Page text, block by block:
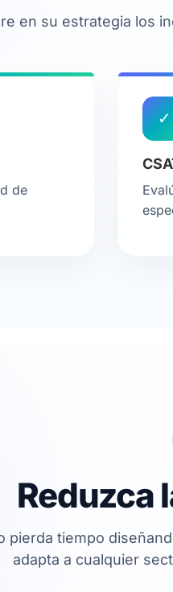
en su estrategia los
de
✓
Reduzca
pierda tiempo
adapta a cualquier